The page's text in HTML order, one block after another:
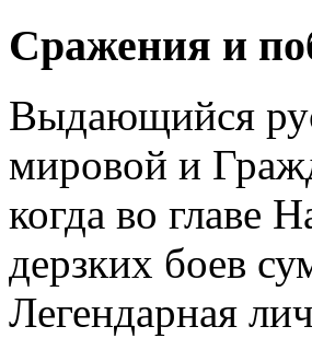
Сражения и
Выдающийся
мировой и
когда во главе
дерзких боев
Легендарная